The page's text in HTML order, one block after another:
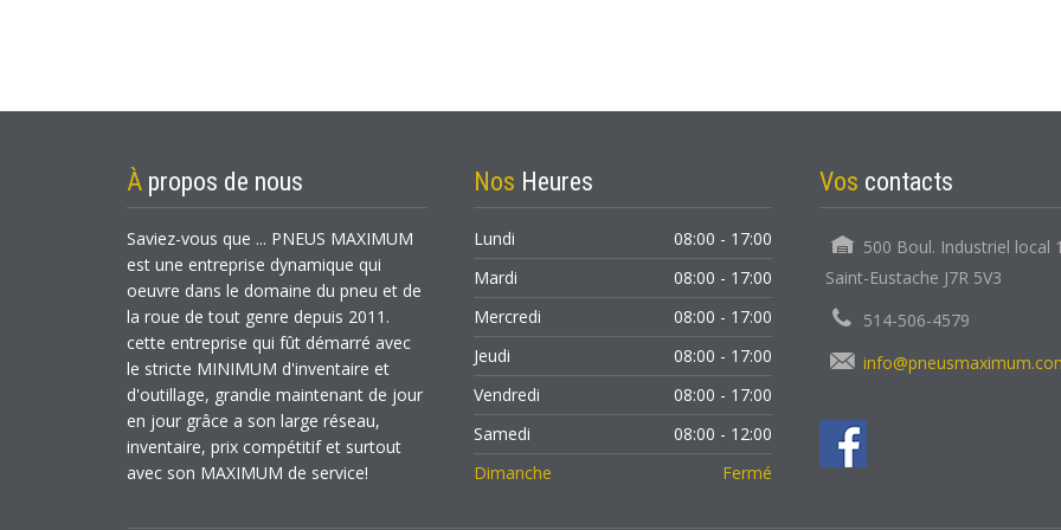
À propos de nous
Saviez-vous que ... PNEUS MAXIMUM
est une entreprise dynamique qui
oeuvre dans le domaine du pneu et de
la roue de tout genre depuis 2011.
cette entreprise qui fût démarré avec
le stricte MINIMUM d'inventaire et
d'outillage, grandie maintenant de jour
en jour grâce a son large réseau,
inventaire, prix compétitif et surtout
avec son MAXIMUM de service!
Nos Heures
Lundi
08:00 - 17:00
Mardi
08:00 - 17:00
Mercredi
08:00 - 17:00
Jeudi
08:00 - 17:00
Vendredi
08:00 - 17:00
Samedi
08:00 - 12:00
Dimanche
Fermé
Vos contacts
500 Boul. Industriel local
Saint-Eustache J7R 5V3
514-506-4579